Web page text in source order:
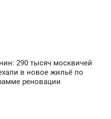
290 тысяч москвичей
в новое жильё по
реновации